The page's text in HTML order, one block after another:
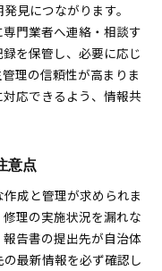
見につながります。
門業者へ連絡・相談す
を保管し、必要に応じ
理の信頼性が高まりま
応できるよう、情報共
意点
成と管理が求められま
理の実施状況を漏れな
告書の提出先が自治体
最新情報を必ず確認し